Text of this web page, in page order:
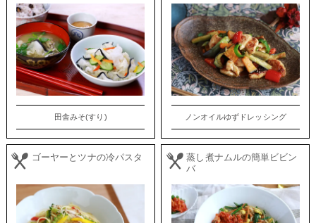
田舎みそ(すり) ノンオイルゆずドレッシング
ゴーヤーとツナの冷パスタ
蒸し煮ナムルの簡単ビビン
バ